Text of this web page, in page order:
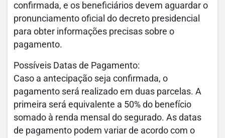
confirmada, e os beneficiários devem aguardar o
pronunciamento oficial do decreto presidencial
para obter informações precisas sobre o
pagamento.
Possíveis Datas de Pagamento:
Caso a antecipação seja confirmada, o
pagamento será realizado em duas parcelas. A
primeira será equivalente a 50% do benefício
somado à renda mensal do segurado. As datas
de pagamento podem variar de acordo com o